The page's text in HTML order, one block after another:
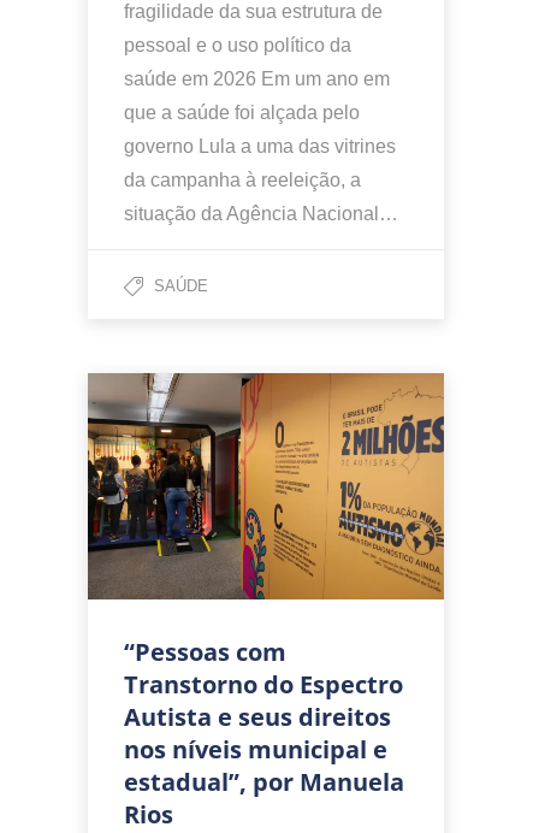
fragilidade da sua estrutura de
pessoal e o uso político da
saúde em 2026 Em um ano em
que a saúde foi alçada pelo
governo Lula a uma das vitrines
da campanha à reeleição, a
situação da Agência Nacional…
SAÚDE
“Pessoas com
Transtorno do Espectro
Autista e seus direitos
nos níveis municipal e
estadual”, por Manuela
Rios